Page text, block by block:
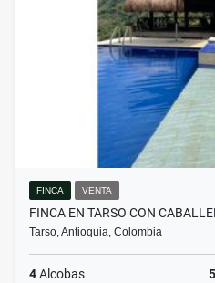
FINCA VENTA
FINCA EN TARSO CON
Tarso, Antioquia, Colombia
4Alcobas 5